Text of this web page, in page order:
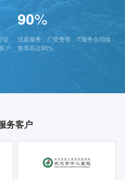
证
户
90%
优质服务，广受赞誉，IT服务合同续
签率高达90%
务客户